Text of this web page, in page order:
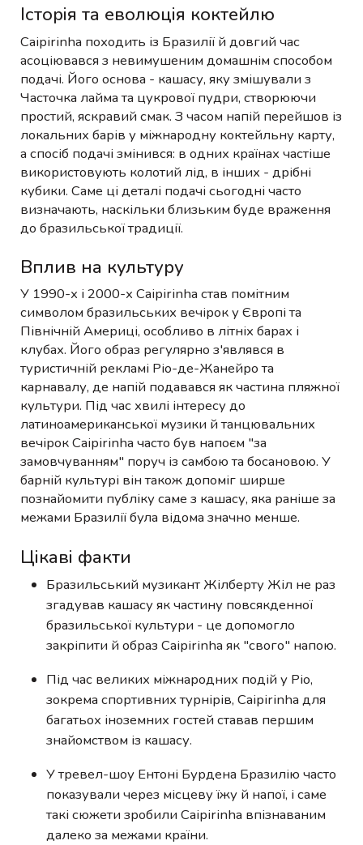
Історія та еволюція коктейлю
Caipirinha походить із Бразилії й довгий час
асоціювався з невимушеним домашнім способом
подачі. Його основа - кашасу, яку змішували з
Часточка лайма та цукрової пудри, створюючи
простий, яскравий смак. З часом напій перейшов із
локальних барів у міжнародну коктейльну карту,
а спосіб подачі змінився: в одних країнах частіше
використовують колотий лід, в інших - дрібні
кубики. Саме ці деталі подачі сьогодні часто
визначають, наскільки близьким буде враження
до бразильської традиції.
Вплив на культуру
У 1990-х і 2000-х Caipirinha став помітним
символом бразильських вечірок у Європі та
Північній Америці, особливо в літніх барах і
клубах. Його образ регулярно з'являвся в
туристичній рекламі Ріо-де-Жанейро та
карнавалу, де напій подавався як частина пляжної
культури. Під час хвилі інтересу до
латиноамериканської музики й танцювальних
вечірок Caipirinha часто був напоєм "за
замовчуванням" поруч із самбою та босановою. У
барній культурі він також допоміг ширше
познайомити публіку саме з кашасу, яка раніше за
межами Бразилії була відома значно менше.
Цікаві факти
Бразильський музикант Жілберту Жіл не раз
згадував кашасу як частину повсякденної
бразильської культури - це допомогло
закріпити й образ Caipirinha як "свого" напою.
Під час великих міжнародних подій у Ріо,
зокрема спортивних турнірів, Caipirinha для
багатьох іноземних гостей ставав першим
знайомством із кашасу.
У тревел-шоу Ентоні Бурдена Бразилію часто
показували через місцеву їжу й напої, і саме
такі сюжети зробили Caipirinha впізнаваним
далеко за межами країни.